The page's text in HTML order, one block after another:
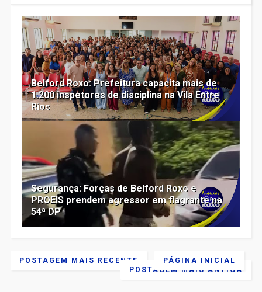
Belford Roxo: Prefeitura capacita mais de
1.200 inspetores de disciplina na Vila Entre
Rios
Segurança: Forças de Belford Roxo e
PROEIS prendem agressor em flagrante na
54ª DP
POSTAGEM MAIS RECENTE
POSTAGEM MAIS ANTIGA
PÁGINA INICIAL